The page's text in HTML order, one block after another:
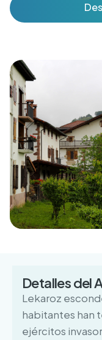
Detalles del
Lekaroz
habitantes han
ejércitos